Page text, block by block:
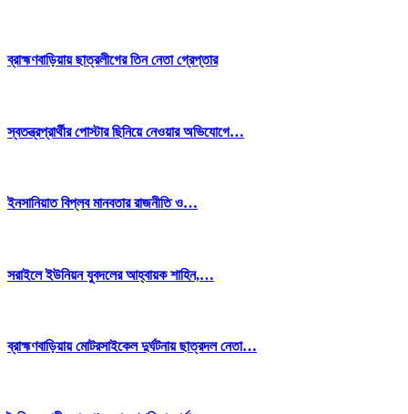
ব্রাহ্মণবাড়িয়ায় ছাত্রলীগের তিন নেতা গ্রেপ্তার
স্বতন্ত্রপ্রার্থীর পোস্টার ছিনিয়ে নেওয়ার অভিযোগে…
ইনসানিয়াত বিপ্লব মানবতার রাজনীতি ও…
সরাইলে ইউনিয়ন যুবদলের আহ্বায়ক শাহিন,…
ব্রাহ্মণবাড়িয়ায় মোটরসাইকেল দুর্ঘটনায় ছাত্রদল নেতা…